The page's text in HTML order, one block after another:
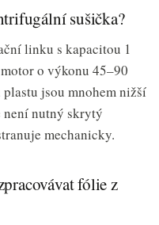
sušička?
linku s kapacitou 1
o výkonu 45–90
jsou mnohem nižší
není nutný skrytý
mechanicky.
fólie z